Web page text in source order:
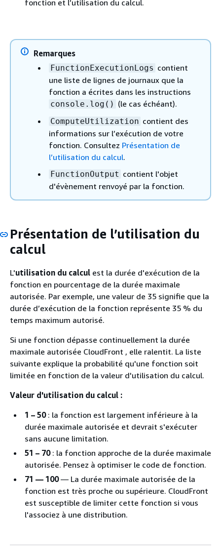
fonction et l’utilisation du calcul.
Remarques
FunctionExecutionLogs contient
une liste de lignes de journaux que la
fonction a écrites dans les instructions
console.log() (le cas échéant).
ComputeUtilization contient des
informations sur l’exécution de votre
fonction. Consultez Présentation de
l’utilisation du calcul.
FunctionOutput contient l'objet
d'évènement renvoyé par la fonction.
Présentation de l’utilisation du
calcul
L'utilisation du calcul est la durée d'exécution de la
fonction en pourcentage de la durée maximale
autorisée. Par exemple, une valeur de 35 signifie que la
durée d’exécution de la fonction représente 35 % du
temps maximum autorisé.
Si une fonction dépasse continuellement la durée
maximale autorisée CloudFront , elle ralentit. La liste
suivante explique la probabilité qu'une fonction soit
limitée en fonction de la valeur d'utilisation du calcul.
Valeur d'utilisation du calcul :
1 – 50: la fonction est largement inférieure à la
durée maximale autorisée et devrait s'exécuter
sans aucune limitation.
51 – 70: la fonction approche de la durée maximale
autorisée. Pensez à optimiser le code de fonction.
71 — 100— La durée maximale autorisée de la
fonction est très proche ou supérieure. CloudFront
est susceptible de limiter cette fonction si vous
l'associez à une distribution.